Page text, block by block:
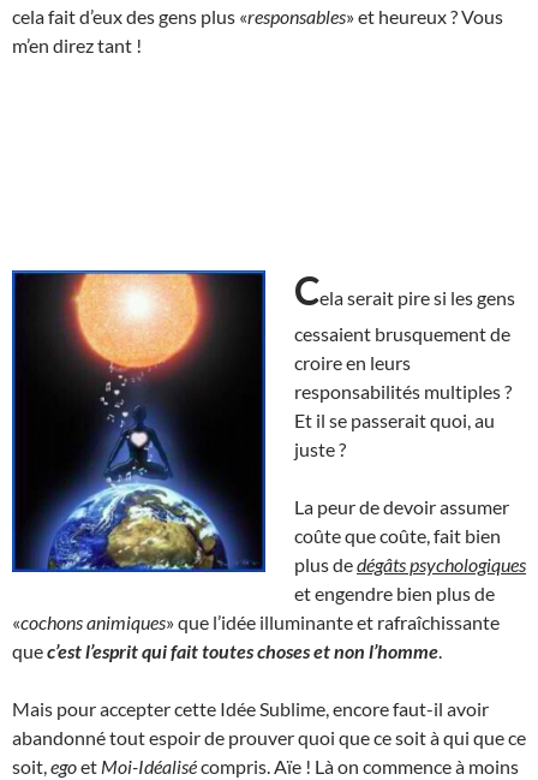
cela fait d’eux des gens plus «responsables» et heureux ? Vous
m’en direz tant !
Cela serait pire si les gens
cessaient brusquement de
croire en leurs
responsabilités multiples ?
Et il se passerait quoi, au
juste ?
La peur de devoir assumer
coûte que coûte, fait bien
plus dedégâts psychologiques
et engendre bien plus de
«cochons animiques» que l’idée illuminante et rafraîchissante
quec’est l’esprit qui fait toutes choses et non l’homme
Mais pour accepter cette Idée Sublime, encore faut-il avoir
abandonné tout espoir de prouver quoi que ce soit à qui que ce
soit, egoet Moi-Idéalisécompris. Aïe ! Là on commence à moins